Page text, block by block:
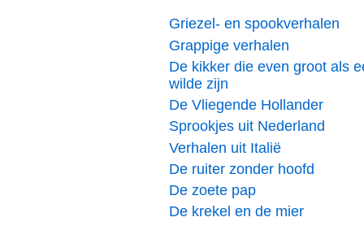
Griezel- en spookverhalen
Grappige verhalen
De kikker die even groot als
wilde zijn
De Vliegende Hollander
Sprookjes uit Nederland
Verhalen uit Italië
De ruiter zonder hoofd
De zoete pap
De krekel en de mier